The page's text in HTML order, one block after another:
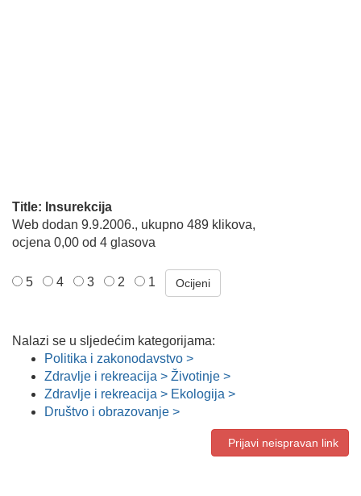
Title: Insurekcija
Web dodan 9.9.2006., ukupno 489 klikova,
ocjena 0,00 od 4 glasova
5 4 3 2 1
Nalazi se u sljedećim kategorijama:
Politika i zakonodavstvo >
Zdravlje i rekreacija > Životinje >
Zdravlje i rekreacija > Ekologija >
Društvo i obrazovanje >
Prijavi neispravan link